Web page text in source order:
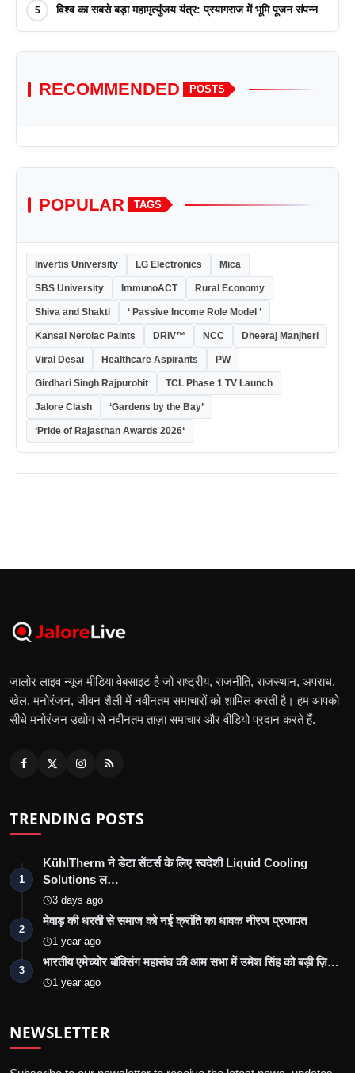
5 विश्व का सबसे बड़ा महामृत्युंजय यंत्र: प्रयागराज में भूमि पूजन संपन्न
RECOMMENDED POSTS
POPULAR TAGS
Invertis University LG Electronics Mica
SBS University ImmunoACT Rural Economy
Shiva and Shakti ‘ Passive Income Role Model ’
Kansai Nerolac Paints DRiV™ NCC Dheeraj Manjheri
Viral Desai Healthcare Aspirants PW
Girdhari Singh Rajpurohit TCL Phase 1 TV Launch
Jalore Clash ‘Gardens by the Bay’
‘Pride of Rajasthan Awards 2026‘
जालोर लाइव न्यूज मीडिया वेबसाइट है जो राष्ट्रीय, राजनीति, राजस्थान, अपराध,
खेल, मनोरंजन, जीवन शैली में नवीनतम समाचारों को शामिल करती है। हम आपको
सीधे मनोरंजन उद्योग से नवीनतम ताज़ा समाचार और वीडियो प्रदान करते हैं.
TRENDING POSTS
1
KühlTherm ने डेटा सेंटर्स के लिए स्वदेशी Liquid Cooling
Solutions ल…
3 days ago
2
मेवाड़ की धरती से समाज को नई क्रांति का धावक नीरज प्रजापत
1 year ago
3
भारतीय एमेच्योर बॉक्सिंग महासंघ की आम सभा में उमेश सिंह को बड़ी ज़ि…
1 year ago
NEWSLETTER